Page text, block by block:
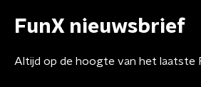
FunX nieuwsbrief
Altijd op de hoogte van het laatste